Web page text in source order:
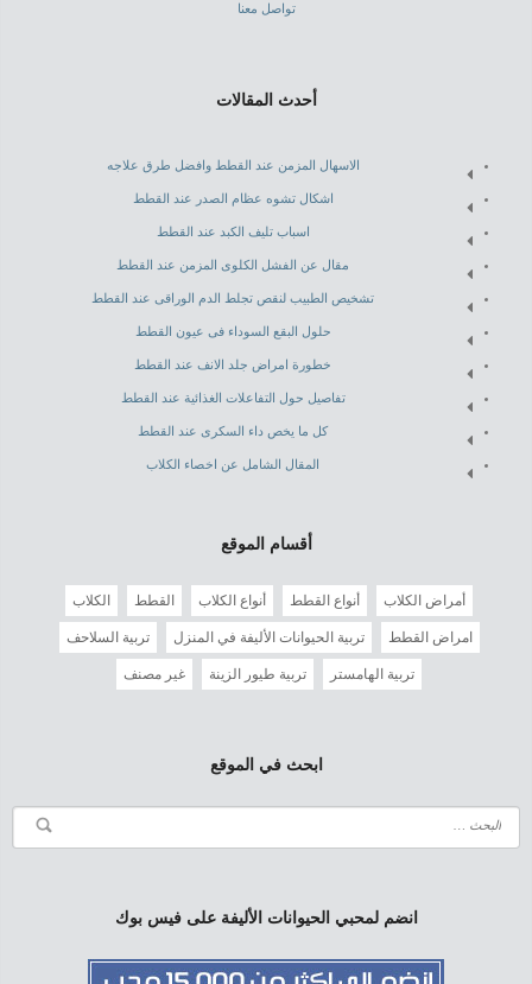
تواصل معنا
أحدث المقالات
الاسهال المزمن عند القطط وافضل طرق علاجه
اشكال تشوه عظام الصدر عند القطط
اسباب تليف الكبد عند القطط
مقال عن الفشل الكلوى المزمن عند القطط
تشخيص الطبيب لنقص تجلط الدم الوراقى عند القطط
حلول البقع السوداء فى عيون القطط
خطورة امراض جلد الانف عند القطط
تفاصيل حول التفاعلات الغذائية عند القطط
كل ما يخص داء السكرى عند القطط
المقال الشامل عن اخصاء الكلاب
أقسام الموقع
أمراض الكلاب أنواع القطط أنواع الكلاب القطط الكلاب
امراض القطط تربية الحيوانات الأليفة في المنزل تربية السلاحف
تربية الهامستر تربية طيور الزينة غير مصنف
ابحث في الموقع
انضم لمحبي الحيوانات الأليفة على فيس بوك